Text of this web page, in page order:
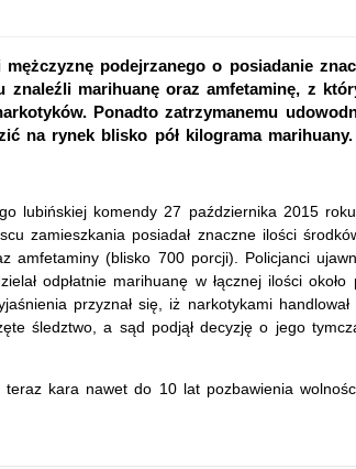
podejrzanego o posiadanie
znaleźli marihuanę oraz amfetaminę, z
Ponadto zatrzymanemu
na rynek blisko pół kilograma
lubińskiej komendy 27 października 2015
zamieszkania posiadał znaczne ilości
amfetaminy (blisko 700 porcji). Policjanci
odpłatnie marihuanę w łącznej ilości około
przyznał się, iż narkotykami
śledztwo, a sąd podjął decyzję o jego
kara nawet do 10 lat pozbawienia